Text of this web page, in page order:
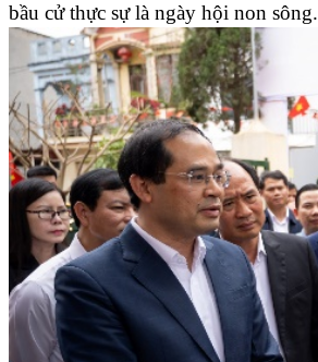
bầu cử thực sự là ngày hội non sông.